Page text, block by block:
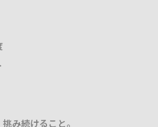
み続けること。